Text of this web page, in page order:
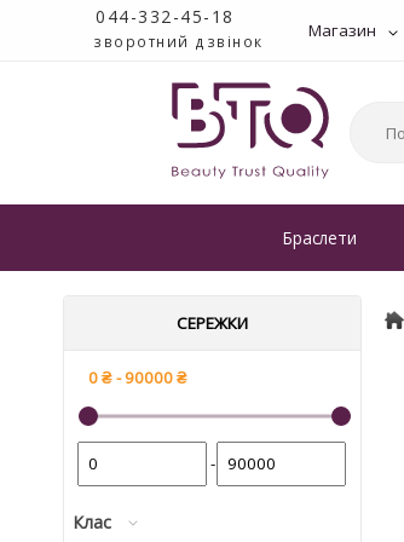
044-332-45-18
зворотний дзвінок Магазин
Браслети
СЕРЕЖКИ
-
Клас